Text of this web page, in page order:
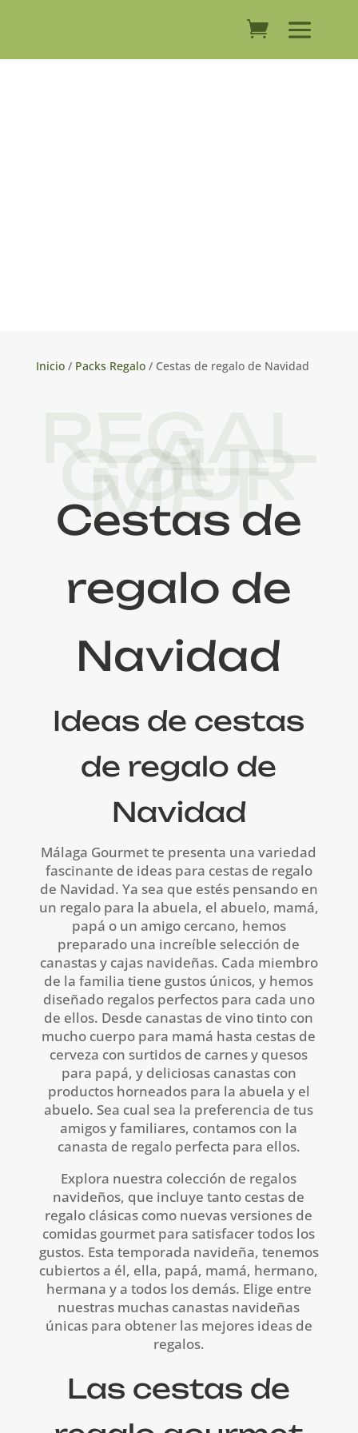
Inicio/ Packs Regalo/ Cestas de regalo de Navidad
REGAL
A
GOUR
MET
Cestas de
regalo de
Navidad
Ideas de cestas
de regalo de
Navidad
Málaga Gourmet te presenta una variedad
fascinante de ideas para cestas de regalo
de Navidad. Ya sea que estés pensando en
un regalo para la abuela, el abuelo, mamá,
papá o un amigo cercano, hemos
preparado una increíble selección de
canastas y cajas navideñas. Cada miembro
de la familia tiene gustos únicos, y hemos
diseñado regalos perfectos para cada uno
de ellos. Desde canastas de vino tinto con
mucho cuerpo para mamá hasta cestas de
cerveza con surtidos de carnes y quesos
para papá, y deliciosas canastas con
productos horneados para la abuela y el
abuelo. Sea cual sea la preferencia de tus
amigos y familiares, contamos con la
canasta de regalo perfecta para ellos.
Explora nuestra colección de regalos
navideños, que incluye tanto cestas de
regalo clásicas como nuevas versiones de
comidas gourmet para satisfacer todos los
gustos. Esta temporada navideña, tenemos
cubiertos a él, ella, papá, mamá, hermano,
hermana y a todos los demás. Elige entre
nuestras muchas canastas navideñas
únicas para obtener las mejores ideas de
regalos.
Las cestas de